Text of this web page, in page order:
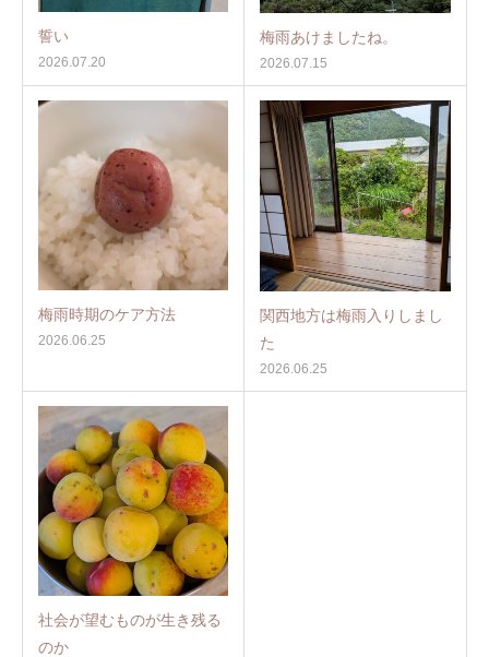
誓い
2026.07.20
梅雨あけましたね。
2026.07.15
梅雨時期のケア方法
2026.06.25
関西地方は梅雨入りしまし
た
2026.06.25
社会が望むものが生き残る
のか